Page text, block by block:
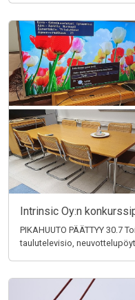
Intrinsic Oy:n
PIKAHUUTO PÄÄTTYY 30.7
taulutelevisio,